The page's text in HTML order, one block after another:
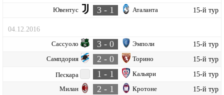
Ювентус 3 - 1 Аталанта 15-й тур
04.12.2016
Сассуоло 3 - 0 Эмполи 15-й тур
Сампдория 2 - 0 Торино 15-й тур
Пескара 1 - 1 Кальяри 15-й тур
Милан 2 - 1 Кротоне 15-й тур